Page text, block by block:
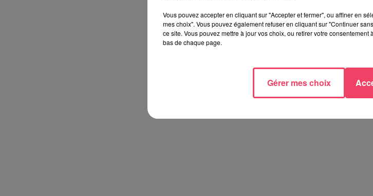
Vous pouvez accepter en cliquant sur "Accepter et fermer", ou affiner en
mes choix". Vous pouvez également refuser en cliquant sur "Continuer
ce site. Vous pouvez mettre à jour vos choix, ou retirer votre
bas de chaque page.
Gérer mes choix